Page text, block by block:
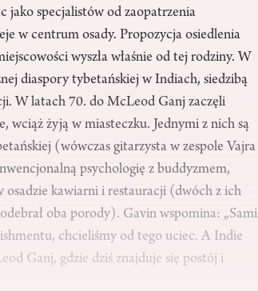
jako specjalistów od zaopatrzenia
w centrum osady. Propozycja osiedlenia
wyszła właśnie od tej rodziny. W
diaspory tybetańskiej w Indiach, siedzibą
W latach 70. do McLeod Ganj zaczęli
wciąż żyją w miasteczku. Jednymi z nich są
(wówczas gitarzysta w zespole Vajra
psychologię z buddyzmem,
osadzie kawiarni i restauracji (dwóch z ich
oba porody). Gavin wspomina: „Sami
chcieliśmy od tego uciec. A Indie
Ganj, gdzie dziś znajduje się postój i